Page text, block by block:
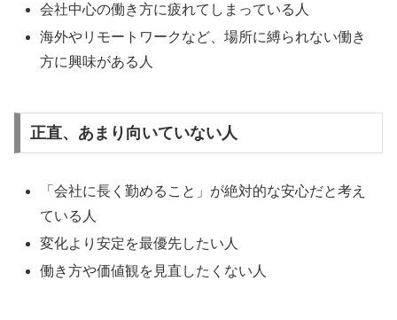
会社中心の働き方に疲れてしまっている人
海外やリモートワークなど、場所に縛られない働き
方に興味がある人
正直、あまり向いていない人
「会社に長く勤めること」が絶対的な安心だと考え
ている人
変化より安定を最優先したい人
働き方や価値観を見直したくない人